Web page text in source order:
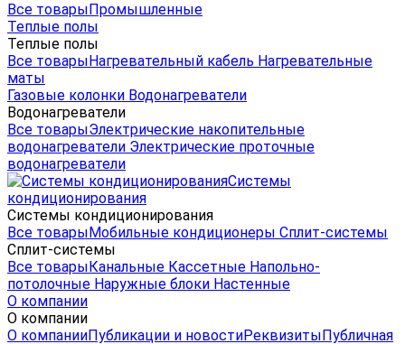
Все товарыПромышленные
Теплые полы
Теплые полы
Все товарыНагревательный кабель Нагревательные
маты
Газовые колонки Водонагреватели
Водонагреватели
Все товарыЭлектрические накопительные
водонагреватели Электрические проточные
водонагреватели
Системы
кондиционирования
Системы кондиционирования
Все товарыМобильные кондиционеры Сплит-системы
Сплит-системы
Все товарыКанальные Кассетные Напольно-
потолочные Наружные блоки Настенные
О компании
О компании
О компанииПубликации и новостиРеквизитыПубличная